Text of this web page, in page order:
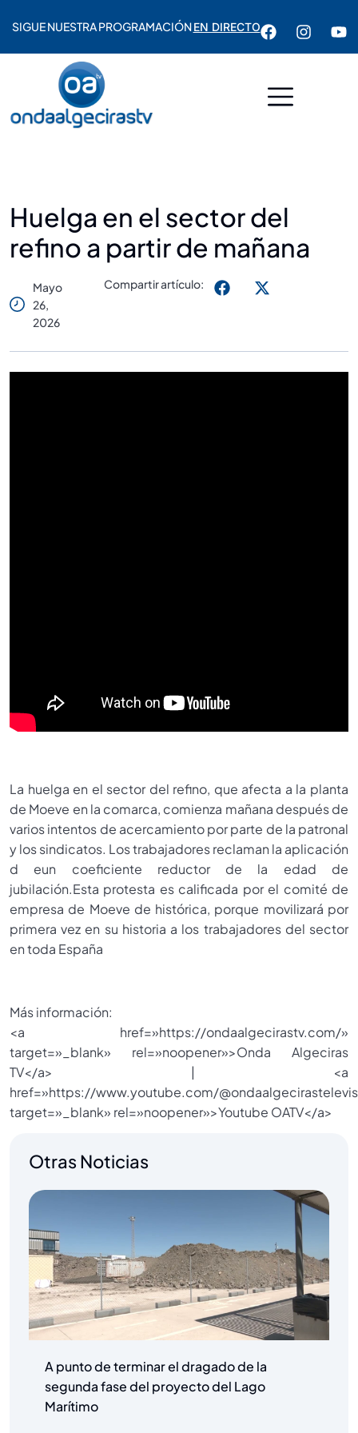
SIGUE NUESTRA PROGRAMACIÓNEN DIRECTO
Huelga en el sector del
refino a partir de mañana
Mayo
26,
2026
Compartir artículo:
La huelga en el sector del refino, que afecta a la planta
de Moeve en la comarca, comienza mañana después de
varios intentos de acercamiento por parte de la patronal
y los sindicatos. Los trabajadores reclaman la aplicación
d eun coeficiente reductor de la edad de
jubilación.Esta protesta es calificada por el comité de
empresa de Moeve de histórica, porque movilizará por
primera vez en su historia a los trabajadores del sector
en toda España
Más información:
<a href=»https://ondaalgecirastv.com/»
target=»_blank» rel=»noopener»>Onda Algeciras
TV</a> | <a
href=»https://www.youtube.com/
target=»_blank» rel=»noopener»>Youtube OATV</a>
Otras Noticias
A punto de terminar el dragado de la
segunda fase del proyecto del Lago
Marítimo